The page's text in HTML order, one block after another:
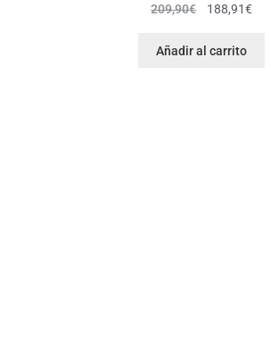
209,90€ 188,91€
Añadir al carrito